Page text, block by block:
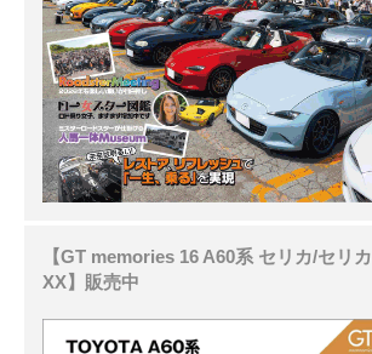
【GT memories 16 A60系 セリカ/セリカ
XX】販売中